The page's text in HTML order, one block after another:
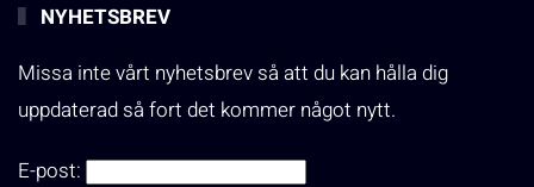
NYHETSBREV
Missa inte vårt nyhetsbrev så att du kan hålla dig
uppdaterad så fort det kommer något nytt.
E-post: